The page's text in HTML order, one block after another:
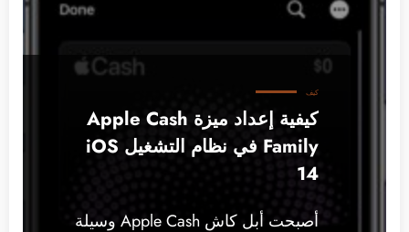
كيف
كيفية إعداد ميزة Apple Cash
Family في نظام التشغيل iOS
14
أصبحت أبل كاش Apple Cash وسيلة